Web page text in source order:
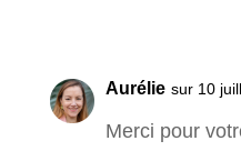
Aurélie sur 10
Merci pour